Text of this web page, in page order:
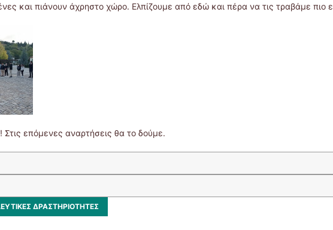
και πιάνουν άχρηστο χώρο. Ελπίζουμε από εδώ και πέρα να τις τραβάμε πιο ε
Στις επόμενες αναρτήσεις θα το δούμε.
ΔΡΑΣΤΗΡΙΌΤΗΤΕΣ